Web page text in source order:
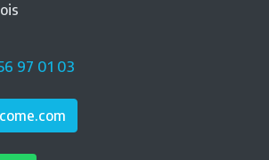
97 01 03